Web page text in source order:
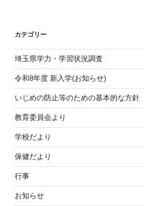
ー
シ
ョ
ン
カテゴリー
埼玉県学力・学習状況調査
令和8年度 新入学(お知らせ)
いじめの防止等のための基本的な方針
教育委員会より
学校だより
保健だより
行事
お知らせ